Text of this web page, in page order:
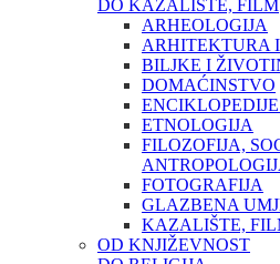
DO KAZALIŠTE, FILM
ARHEOLOGIJA
ARHITEKTURA
BILJKE I
DOMAĆINSTVO
ETNOLOGIJA
FILOZOFIJA,
FOTOGRAFIJA
GLAZBENA
KAZALIŠTE,
OD KNJIŽEVNOST